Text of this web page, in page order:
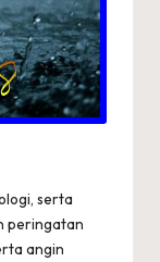
serta
peringatan
angin